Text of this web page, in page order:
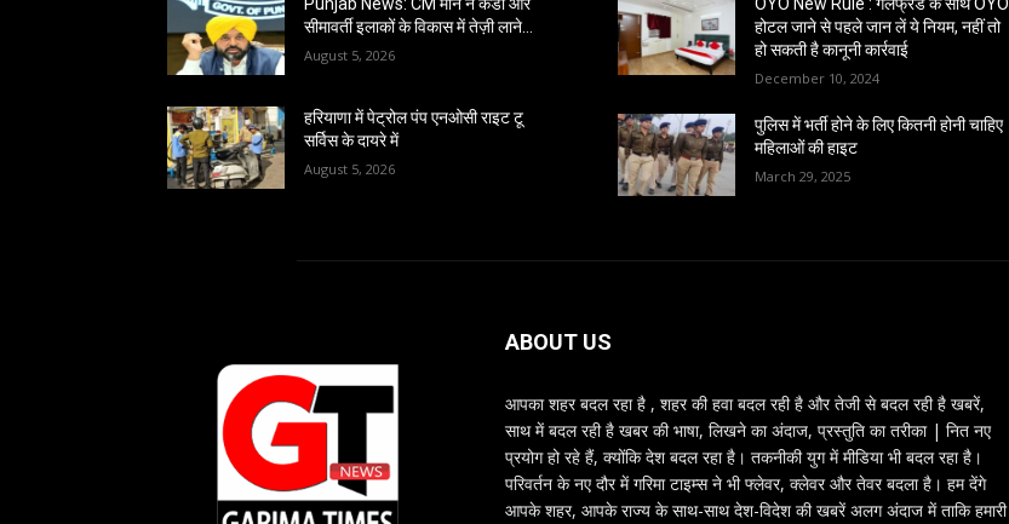
सीमावर्ती इलाकों के विकास में तेज़ी लाने…
August 5, 2026
हरियाणा में पेट्रोल पंप एनओसी राइट टू
सर्विस के दायरे में
August 5, 2026
होटल जाने से पहले जान लें ये नियम, नहीं तो
हो सकती है कानूनी कार्रवाई
December 10, 2024
पुलिस में भर्ती होने के लिए कितनी होनी चाहिए
महिलाओं की हाइट
March 29, 2025
ABOUT US
आपका शहर बदल रहा है , शहर की हवा बदल रही है और तेजी से बदल रही है खबरें,
साथ में बदल रही है खबर की भाषा, लिखने का अंदाज, प्रस्तुति का तरीका | नित नए
प्रयोग हो रहे हैं, क्योंकि देश बदल रहा है। तकनीकी युग में मीडिया भी बदल रहा है।
परिवर्तन के नए दौर में गरिमा टाइम्स ने भी फ्लेवर, क्लेवर और तेवर बदला है। हम देंगे
आपके शहर, आपके राज्य के साथ-साथ देश-विदेश की खबरें अलग अंदाज में ताकि हमारी